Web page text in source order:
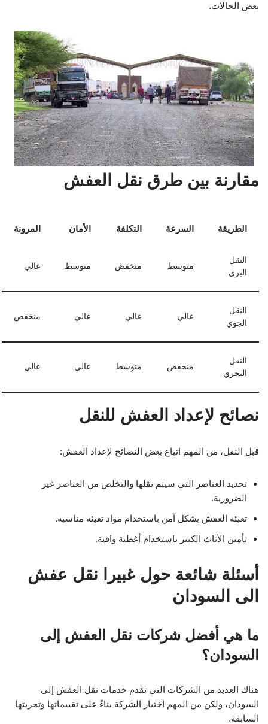
بعض الحالات.
مقارنة بين طرق نقل العفش
الطريقة السرعة التكلفة الأمان المرونة
النقل
البري
متوسط منخفض متوسط عالي
النقل
الجوي
عالي عالي عالي منخفض
النقل
البحري
منخفض متوسط عالي عالي
نصائح لإعداد العفش للنقل
قبل النقل، من المهم اتباع بعض النصائح لإعداد العفش:
تحديد العناصر التي سيتم نقلها والتخلص من العناصر غير
الضرورية.
تعبئة العفش بشكل آمن باستخدام مواد تعبئة مناسبة.
تأمين الأثاث الكبير باستخدام أغطية واقية.
أسئلة شائعة حول غبيرا نقل عفش
الى السودان
ما هي أفضل شركات نقل العفش إلى
السودان؟
هناك العديد من الشركات التي تقدم خدمات نقل العفش إلى
السودان، ولكن من المهم اختيار الشركة بناءً على تقييماتها وتجربتها
السابقة.